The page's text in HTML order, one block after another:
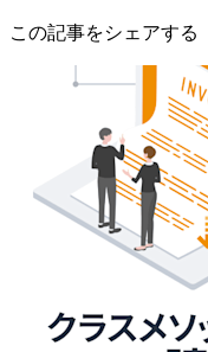
この記事をシェアする